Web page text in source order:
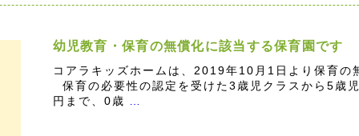
幼児教育・保育の無償化に該当する保育園です
コアラキッズホームは、2019年10月1日より保育の
保育の必要性の認定を受けた3歳児クラスから5歳
円まで、0歳